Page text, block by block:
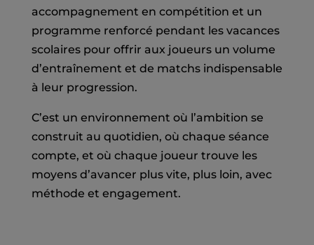
accompagnement en compétition et un
programme renforcé pendant les vacances
scolaires pour offrir aux joueurs un volume
d’entraînement et de matchs indispensable
à leur progression.
C’est un environnement où l’ambition se
construit au quotidien, où chaque séance
compte, et où chaque joueur trouve les
moyens d’avancer plus vite, plus loin, avec
méthode et engagement.